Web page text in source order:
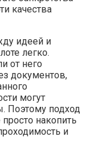
качества
идеей и
легко.
от него
документов,
могут
Поэтому подход
накопить
и